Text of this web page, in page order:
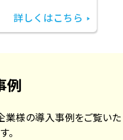
詳しくはこちら
例
業様の導入事例をご覧いた
。